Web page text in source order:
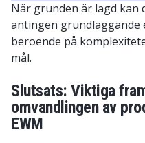
När grunden är lagd kan
antingen grundläggande
beroende på
mål.
Slutsats: Viktiga
omvandlingen av
EWM